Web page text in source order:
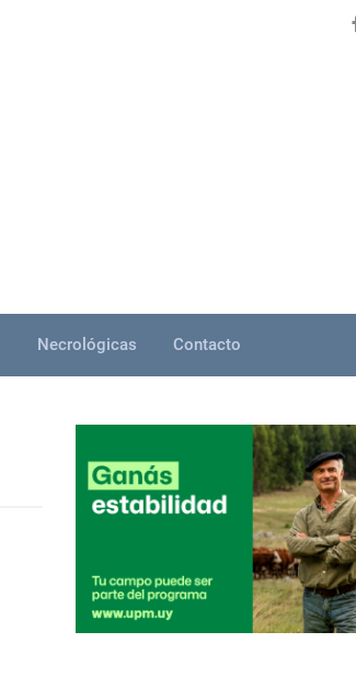
Necrológicas Contacto